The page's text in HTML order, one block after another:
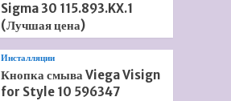
Sigma 30 115.893.KX.1
(Лучшая цена)
Инсталляции
Кнопка смыва Viega Visign
for Style 10 596347